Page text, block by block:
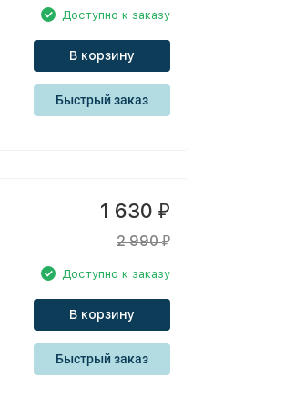
Доступно к заказу
В корзину
Быстрый заказ
1 630 ₽
2 990₽
Доступно к заказу
В корзину
Быстрый заказ